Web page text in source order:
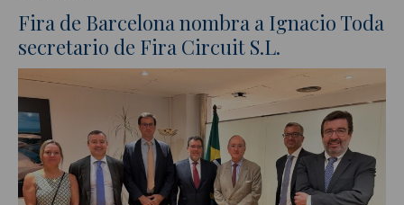
Fira de Barcelona nombra a Ignacio Toda
secretario de Fira Circuit S.L.